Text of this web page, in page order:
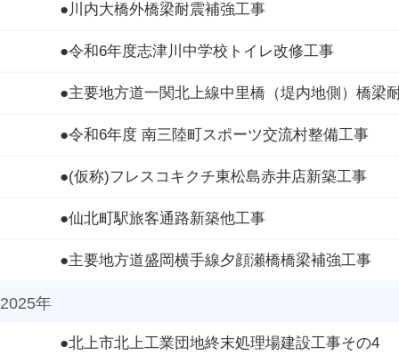
●川内大橋外橋梁耐震補強工事
●令和6年度志津川中学校トイレ改修工事
●主要地方道一関北上線中里橋（堤内地側）橋梁
●令和6年度 南三陸町スポーツ交流村整備工事
●(仮称)フレスコキクチ東松島赤井店新築工事
●仙北町駅旅客通路新築他工事
●主要地方道盛岡横手線夕顔瀬橋橋梁補強工事
2025年
●北上市北上工業団地終末処理場建設工事その4